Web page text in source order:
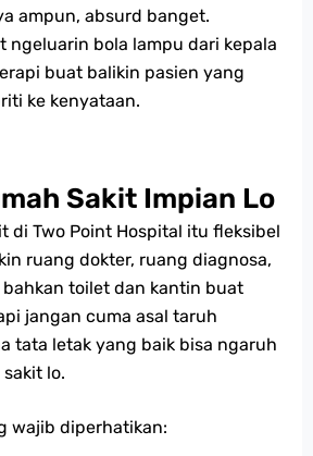
ampun, absurd banget.
ngeluarin bola lampu dari kepala
buat balikin pasien yang
ke kenyataan.
Sakit Impian Lo
di Two Point Hospital itu fleksibel
ruang dokter, ruang diagnosa,
toilet dan kantin buat
jangan cuma asal taruh
tata letak yang baik bisa ngaruh
lo.
wajib diperhatikan: